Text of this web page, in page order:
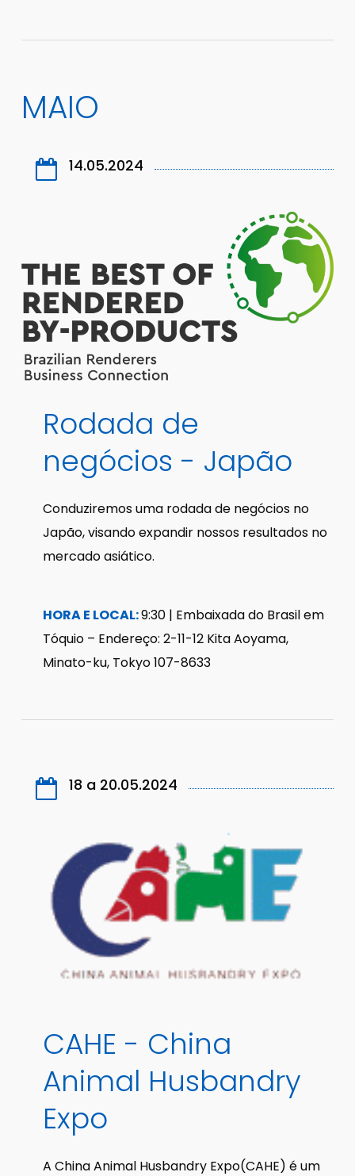
MAIO
14.05.2024
Rodada de
negócios - Japão
Conduziremos uma rodada de negócios no
Japão, visando expandir nossos resultados no
mercado asiático.
HORA E LOCAL:9:30 | Embaixada do Brasil em
Tóquio – Endereço: 2-11-12 Kita Aoyama,
Minato-ku, Tokyo 107-8633
18 a 20.05.2024
CAHE - China
Animal Husbandry
Expo
A China Animal Husbandry Expo(CAHE) é um